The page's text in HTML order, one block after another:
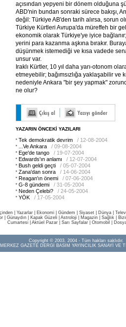
açısından yepyeni bir dönem olduğuna
ABD'nin bundan sonraki sürece bakışı,
değil: Türkiye AB'den tarih alırsa, sorun
Türkiye Kürtleri Avrupa'da müreffeh bir
ekonomik olarak Türkiye'ye iyice bağlanır;
yerini para kazanma aşkına bırakır.
düşünmek istemediği ve kısa vadede
unsur var.
Iraklı Kürtler, 10 yıl daha yarı-otonom
etmeyebilir; bağımsızlığa yaklaşabilir ve
nedeniyle Ankara "bir şey yapmak"
ne olur?
YAZARIN ÖNCEKİ YAZILARI
Tek demokratik devrim
/ 12-08-2004
...Ve Ankara
/ 09-08-2004
Ege'de tango
/ 19-07-2004
Edwards'ın anlamı
/ 12-07-2004
Bush geldi geçti
/ 05-07-2004
Zana'dan sonra
/ 14-06-2004
Reagan'ın önemi
/ 07-06-2004
G-8 gündemi
/ 31-05-2004
Neden Çelebi?
/ 24-05-2004
YÖK
/ 17-05-2004
Yazarlar Ekonomi Gündem Siyaset Dünya |
Günaydın Kapak Güzeli Astroloji Magazin Sağlık
Cumartesi| Aktüel Pazar| Sarı Sayfalar| Otomobil
Copyright © 2003, 2004 - Tüm hakları saklıdır.
MERKEZ GAZETE DERGİ BASIM YAYINCILIK SANAYİ VE